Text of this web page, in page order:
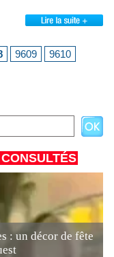
9609
9610
: un décor de fête